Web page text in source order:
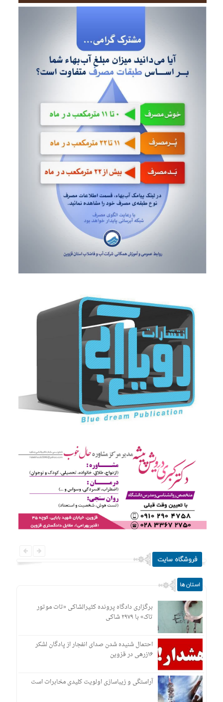
فروشگاه سایت
استان ها
برگزاری دادگاه پرونده کثیرالشاکی «تات موتور
تاک» با ۲۹۷۹ شاکی
احتمال شنیده شدن صدای انفجار از پادگان لشکر
۱۶زرهی در قزوین
آراستگی و زیباسازی اولویت کلیدی مخابرات است